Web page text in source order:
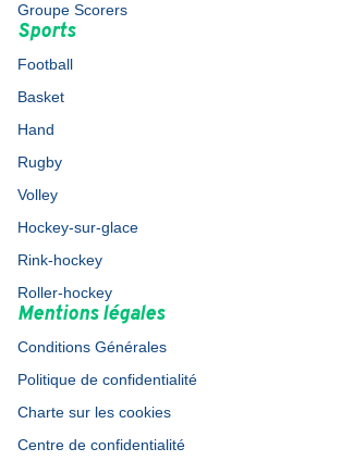
Groupe Scorers
Sports
Football
Basket
Hand
Rugby
Volley
Hockey-sur-glace
Rink-hockey
Roller-hockey
Mentions légales
Conditions Générales
Politique de confidentialité
Charte sur les cookies
Centre de confidentialité